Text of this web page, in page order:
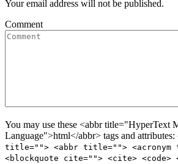
Your email address will not be published.
Comment
You may use these <abbr title="HyperText
Language">html</abbr> tags and attributes:
title=""> <abbr title=""> <acronym
<blockquote cite=""> <cite> <code>